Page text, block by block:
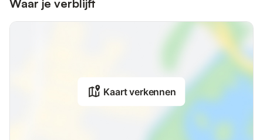
Waar je verblijft
Kaart verkennen